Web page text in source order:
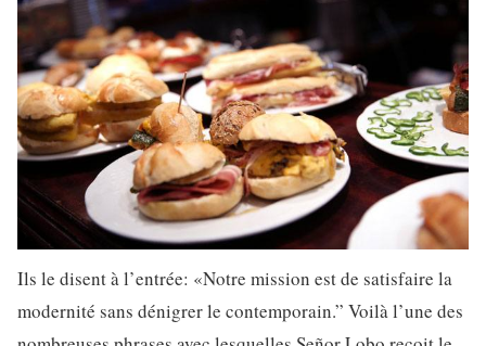
Ils le disent à l’entrée: «Notre mission est de satisfaire la
modernité sans dénigrer le contemporain.” Voilà l’une des